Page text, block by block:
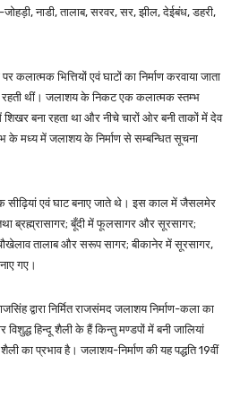
नाडी, तालाब, सरवर, सर, झील, देईबंध, डहरी,
कलात्मक भित्तियों एवं घाटों का निर्माण करवाया जाता
रहती थीं। जलाशय के निकट एक कलात्मक स्तम्भ
बना रहता था और नीचे चारों ओर बनी ताकों में देव
के मध्य में जलाशय के निर्माण से सम्बन्धित सूचना
एवं घाट बनाए जाते थे। इस काल में जैसलमेर
ब्रह्म्रासागर; बूँदी में फूलसागर और सूरसागर;
तालाब और सरूप सागर; बीकानेर में सूरसागर,
गए।
द्वारा निर्मित राजसंमद जलाशय निर्माण-कला का
हिन्दू शैली के हैं किन्तु मण्डपों में बनी जालियां
का प्रभाव है। जलाशय-निर्माण की यह पद्धति 19वीं